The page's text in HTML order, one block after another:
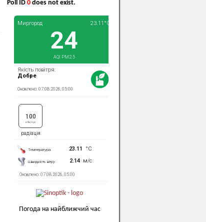
Poll ID 0 does not exist.
Погода на найближчий час